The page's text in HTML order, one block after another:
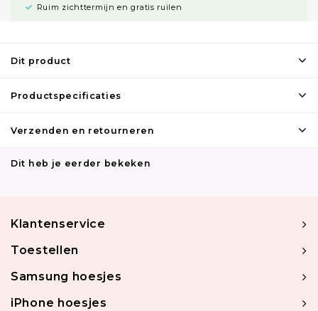
Ruim zichttermijn en gratis ruilen
Dit product
Productspecificaties
Verzenden en retourneren
Dit heb je eerder bekeken
Klantenservice
Toestellen
Samsung hoesjes
iPhone hoesjes